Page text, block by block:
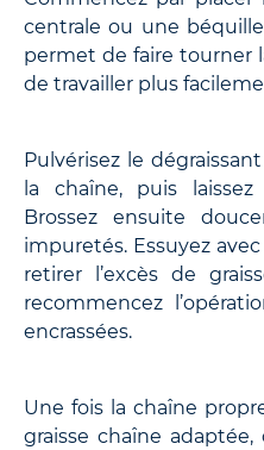
centrale ou une béquille
permet de faire tourner
de travailler plus
Pulvérisez le
la chaîne, puis
Brossez ensuite
impuretés. Essuyez
retirer l’excès de
recommencez
encrassées.
Une fois la chaîne
graisse chaîne